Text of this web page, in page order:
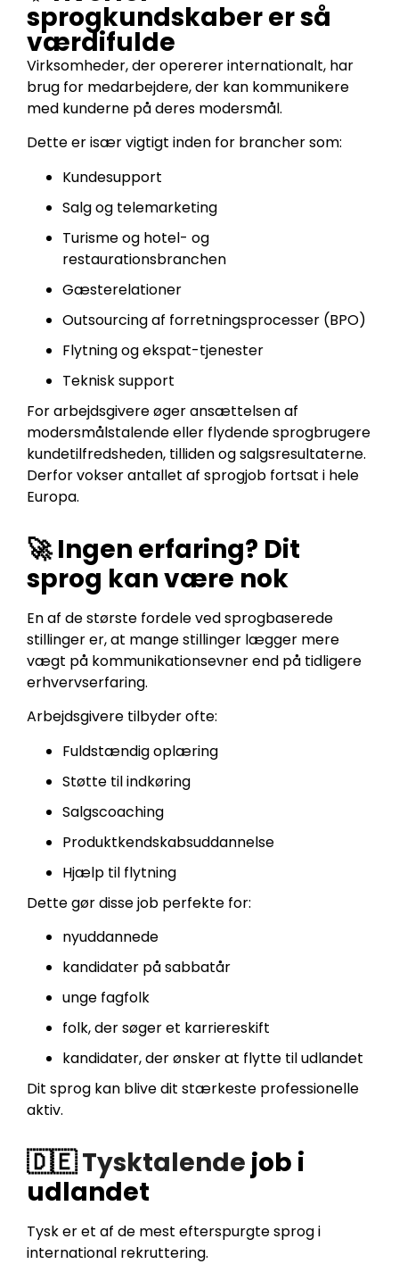
sprogkundskaber er så
værdifulde
Virksomheder, der opererer internationalt, har
brug for medarbejdere, der kan kommunikere
med kunderne på deres modersmål.
Dette er især vigtigt inden for brancher som:
Kundesupport
Salg og telemarketing
Turisme og hotel- og
restaurationsbranchen
Gæsterelationer
Outsourcing af forretningsprocesser (BPO)
Flytning og ekspat-tjenester
Teknisk support
For arbejdsgivere øger ansættelsen af
modersmålstalende eller flydende sprogbrugere
kundetilfredsheden, tilliden og salgsresultaterne.
Derfor vokser antallet af sprogjob fortsat i hele
Europa.
🚀 Ingen erfaring? Dit
sprog kan være nok
En af de største fordele ved sprogbaserede
stillinger er, at mange stillinger lægger mere
vægt på kommunikationsevner end på tidligere
erhvervserfaring.
Arbejdsgivere tilbyder ofte:
Fuldstændig oplæring
Støtte til indkøring
Salgscoaching
Produktkendskabsuddannelse
Hjælp til flytning
Dette gør disse job perfekte for:
nyuddannede
kandidater på sabbatår
unge fagfolk
folk, der søger et karriereskift
kandidater, der ønsker at flytte til udlandet
Dit sprog kan blive dit stærkeste professionelle
aktiv.
🇩🇪Tysktalende job i
udlandet
Tysk er et af de mest efterspurgte sprog i
international rekruttering.